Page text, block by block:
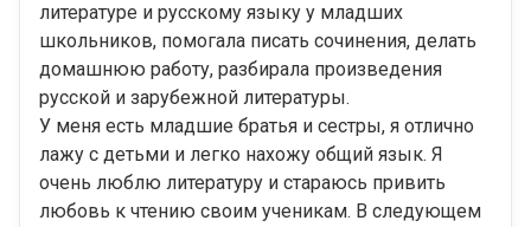
литературе и русскому языку у младших
школьников, помогала писать сочинения, делать
домашнюю работу, разбирала произведения
русской и зарубежной литературы.
У меня есть младшие братья и сестры, я отлично
лажу с детьми и легко нахожу общий язык. Я
очень люблю литературу и стараюсь привить
любовь к чтению своим ученикам. В следующем